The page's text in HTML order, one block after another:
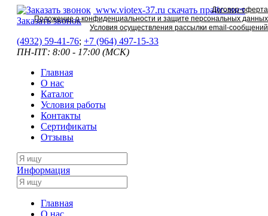
www.viotex-37.ru скачать прайс-лист
Заказать звонок
(4932) 59-41-76; +7 (964) 497-15-33
ПН-ПТ: 8:00 - 17:00 (МСК)
Главная
О нас
Каталог
Условия работы
Контакты
Сертификаты
Отзывы
Информация
Главная
О нас
Договор-оферта
Положение о конфиденциальности и защите персональных данных
Условия осуществления рассылки email-сообщений